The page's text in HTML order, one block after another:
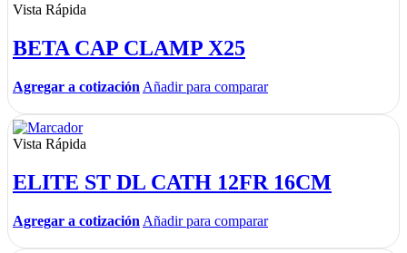
Vista Rápida
BETA CAP CLAMP X25
Agregar a cotización Añadir para comparar
Vista Rápida
ELITE ST DL CATH 12FR 16CM
Agregar a cotización Añadir para comparar